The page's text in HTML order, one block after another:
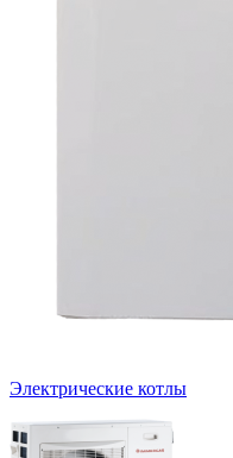
Электрические котлы